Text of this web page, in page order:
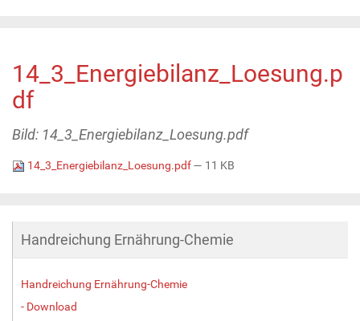
14_3_Energiebilanz_Loesung.p
df
Bild: 14_3_Energiebilanz_Loesung.pdf
14_3_Energiebilanz_Loesung.pdf— 11 KB
Handreichung Ernährung-Chemie
Handreichung Ernährung-Chemie
- Download